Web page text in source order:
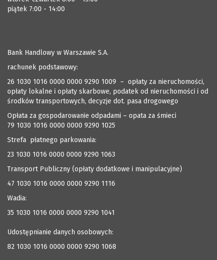
piątek 7:00 - 14:00
Bank Handlowy w Warszawie S.A.
rachunek podstawowy:
26 1030 1016 0000 0000 9290 1009 – opłaty za nieruchomości,
opłaty lokalne i opłaty skarbowe, podatek od nieruchomości i od
środków transportowych, decyzje dot. pasa drogowego
Opłata za gospodarowanie odpadami – opata za śmieci
79 1030 1016 0000 0000 9290 1025
Strefa płatnego parkowania:
23 1030 1016 0000 0000 9290 1063
Transport Publiczny (opłaty dodatkowe i manipulacyjne)
47 1030 1016 0000 0000 9290 1116
Wadia:
35 1030 1016 0000 0000 9290 1041
Udostępnianie danych osobowych:
82 1030 1016 0000 0000 9290 1068